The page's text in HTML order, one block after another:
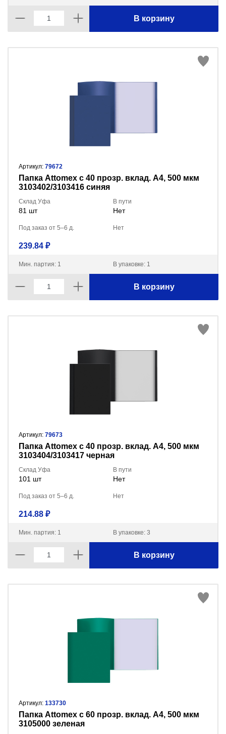
В корзину
Артикул: 79672
Папка Attomex с 40 прозр. вклад. A4, 500 мкм
3103402/3103416 синяя
Склад Уфа
81 шт
В пути
Нет
Под заказ от 5–6 д. Нет
239.84 ₽
Мин. партия: 1 В упаковке: 1
В корзину
Артикул: 79673
Папка Attomex с 40 прозр. вклад. A4, 500 мкм
3103404/3103417 черная
Склад Уфа
101 шт
В пути
Нет
Под заказ от 5–6 д. Нет
214.88 ₽
Мин. партия: 1 В упаковке: 3
В корзину
Артикул: 133730
Папка Attomex с 60 прозр. вклад. A4, 500 мкм
3105000 зеленая